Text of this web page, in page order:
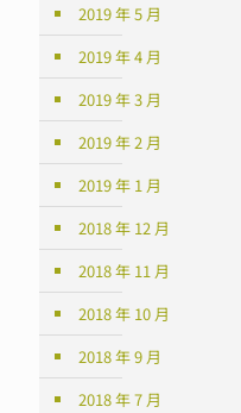
2019 年 5 月
2019 年 4 月
2019 年 3 月
2019 年 2 月
2019 年 1 月
2018 年 12 月
2018 年 11 月
2018 年 10 月
2018 年 9 月
2018 年 7 月